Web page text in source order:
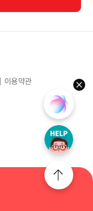
이용약관 help